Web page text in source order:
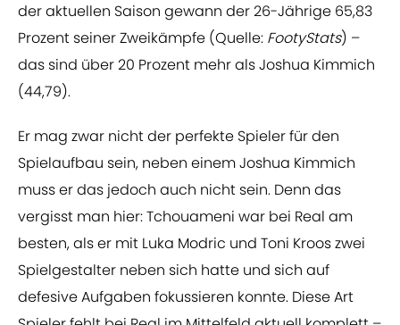
der aktuellen Saison gewann der 26-Jährige 65,83
Prozent seiner Zweikämpfe (Quelle: FootyStats) –
das sind über 20 Prozent mehr als Joshua Kimmich
(44,79).
Er mag zwar nicht der perfekte Spieler für den
Spielaufbau sein, neben einem Joshua Kimmich
muss er das jedoch auch nicht sein. Denn das
vergisst man hier: Tchouameni war bei Real am
besten, als er mit Luka Modric und Toni Kroos zwei
Spielgestalter neben sich hatte und sich auf
defesive Aufgaben fokussieren konnte. Diese Art